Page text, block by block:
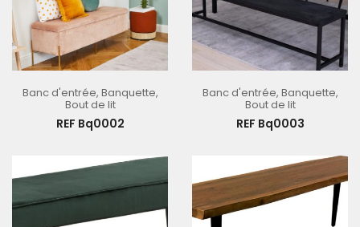
Banc d'entrée, Banquette,
Bout de lit
REF Bq0002
Banc d'entrée, Banquette,
Bout de lit
REF Bq0003